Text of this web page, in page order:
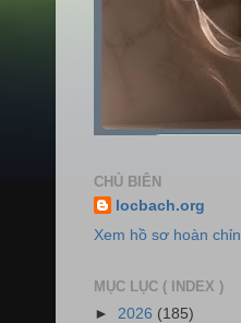
CHỦ BIÊN
locbach.org
Xem hồ sơ hoàn
MỤC LỤC ( INDEX )
► 2026 (185)